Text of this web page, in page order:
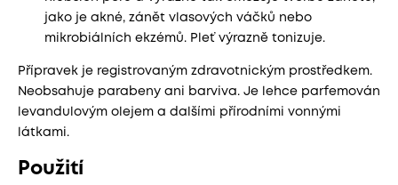
jako je akné, zánět vlasových váčků nebo
mikrobiálních ekzémů. Pleť výrazně tonizuje.
Přípravek je registrovaným zdravotnickým prostředkem.
Neobsahuje parabeny ani barviva. Je lehce parfemován
levandulovým olejem a dalšími přírodními vonnými
látkami.
Použití